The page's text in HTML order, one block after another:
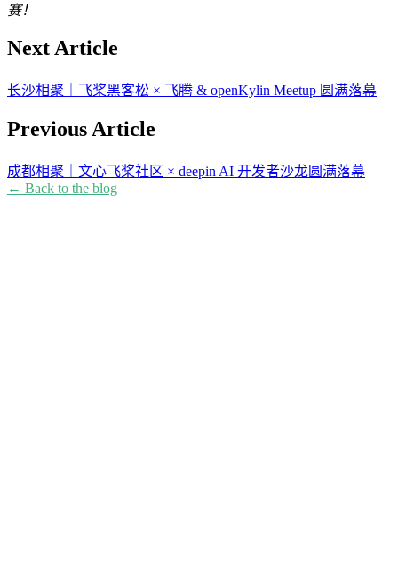
赛！
Next Article
长沙相聚｜飞桨黑客松 × 飞腾 & openKylin Meetup 圆满落幕
Previous Article
成都相聚｜文心飞桨社区 × deepin AI 开发者沙龙圆满落幕
← Back to the blog